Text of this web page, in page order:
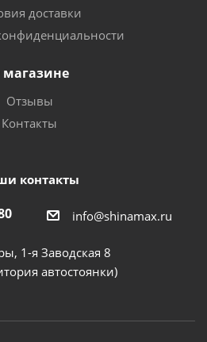
доставки
Отзывы
Контакты
контакты
info@shinamax.ru
1-я Заводская 8
автостоянки)